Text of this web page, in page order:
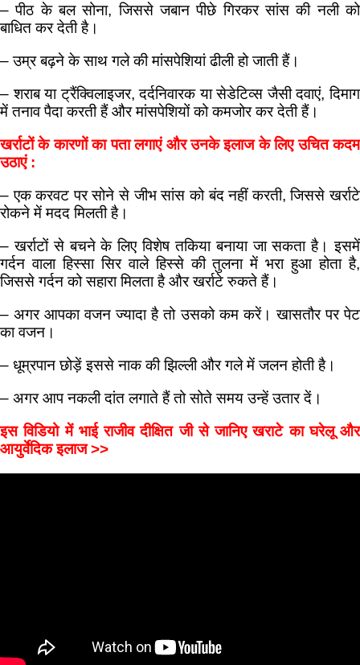
– पीठ के बल सोना, जिससे जबान पीछे गिरकर सांस की नली को
बाधित कर देती है।
– उम्र बढ़ने के साथ गले की मांसपेशियां ढीली हो जाती हैं।
– शराब या ट्रैंक्विलाइजर, दर्दनिवारक या सेडेटिव्स जैसी दवाएं, दिमाग
में तनाव पैदा करती हैं और मांसपेशियों को कमजोर कर देती हैं।
खर्राटों के कारणों का पता लगाएं और उनके इलाज के लिए उचित कदम
उठाएं :
– एक करवट पर सोने से जीभ सांस को बंद नहीं करती, जिससे खर्राटे
रोकने में मदद मिलती है।
– खर्राटों से बचने के लिए विशेष तकिया बनाया जा सकता है। इसमें
गर्दन वाला हिस्सा सिर वाले हिस्से की तुलना में भरा हुआ होता है,
जिससे गर्दन को सहारा मिलता है और खर्राटे रुकते हैं।
– अगर आपका वजन ज्यादा है तो उसको कम करें। खासतौर पर पेट
का वजन।
– धूम्रपान छोड़ें इससे नाक की झिल्ली और गले में जलन होती है।
– अगर आप नकली दांत लगाते हैं तो सोते समय उन्हें उतार दें।
इस विडियो में भाई राजीव दीक्षित जी से जानिए खराटे का घरेलू और
आयुर्वेदिक इलाज >>